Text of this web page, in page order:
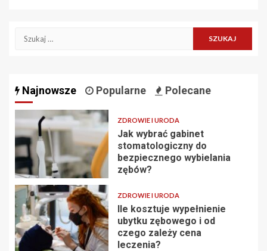
Szukaj:
Najnowsze Popularne Polecane
ZDROWIE I URODA
Jak wybrać gabinet
stomatologiczny do
bezpiecznego wybielania
zębów?
ZDROWIE I URODA
Ile kosztuje wypełnienie
ubytku zębowego i od
czego zależy cena
leczenia?